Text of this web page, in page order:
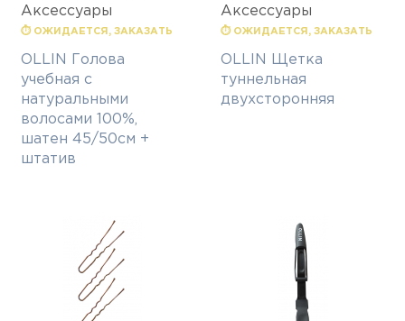
Аксессуары
⏱ ОЖИДАЕТСЯ, ЗАКАЗАТЬ
OLLIN Голова
учебная с
натуральными
волосами 100%,
шатен 45/50см +
штатив
Аксессуары
⏱ ОЖИДАЕТСЯ, ЗАКАЗАТЬ
OLLIN Щетка
туннельная
двухсторонняя